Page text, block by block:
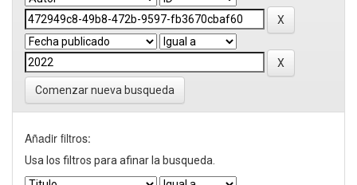
Comenzar nueva busqueda
Añadir filtros:
Usa los filtros para afinar la busqueda.